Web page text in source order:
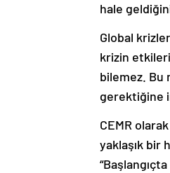
hale
Global
krizin
bilemez. Bu
gerektiğine
CEMR
yaklaşık bir